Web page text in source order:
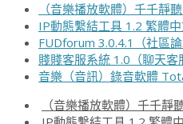
（音樂播放軟體）千千靜
IP動態繫結工具 1.2 繁體
FUDforum 3.0.4.1（社區
賤賤客服系統 1.0（聊天
音樂（音訊）錄音軟體
（音樂播放軟體）千千